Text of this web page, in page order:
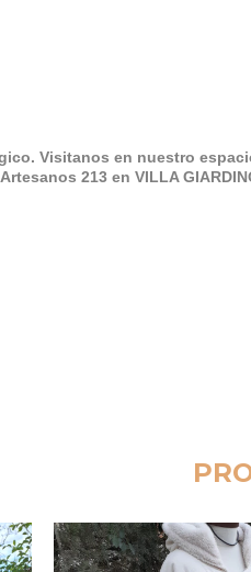
Visitanos en nuestro
213 en VILLA